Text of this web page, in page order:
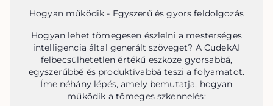
Hogyan működik - Egyszerű és gyors feldolgozás
Hogyan lehet tömegesen észlelni a mesterséges
intelligencia által generált szöveget? A CudekAI
felbecsülhetetlen értékű eszköze gyorsabbá,
egyszerűbbé és produktívabbá teszi a folyamatot.
Íme néhány lépés, amely bemutatja, hogyan
működik a tömeges szkennelés: